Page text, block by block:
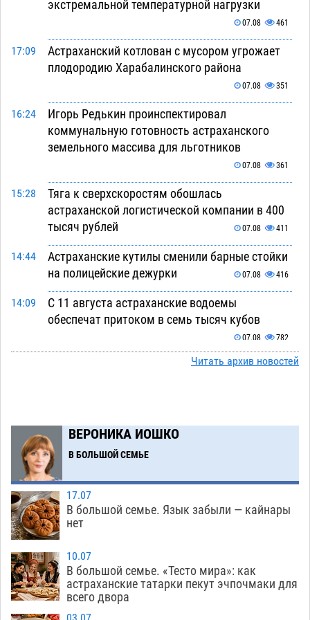
экстремальной температурной нагрузки
07.08 461
17:09
Астраханский котлован с мусором угрожает
плодородию Харабалинского района
07.08 351
16:24
Игорь Редькин проинспектировал
коммунальную готовность астраханского
земельного массива для льготников
07.08 361
15:28
Тяга к сверхскоростям обошлась
астраханской логистической компании в 400
тысяч рублей
07.08 411
14:44
Астраханские кутилы сменили барные стойки
на полицейские дежурки
07.08 416
14:09
С 11 августа астраханские водоемы
обеспечат притоком в семь тысяч кубов
07.08 782
Астраханский аэропорт попробует отбиться
помойку
11:58
В Астрахани подросток угнал мотоцикл и
похитил чужие мобильник с банковскими
картами
11:20
Астраханцев ждут на парковом газоне с
призами и эрмитажными котами
10:43
Астраханский суд встал на сторону МЧС в
споре за возврат униформы
07.08 508
10:02
На Всероссийской Спартакиаде астраханские
Читать архив новостей
ВЕРОНИКА ИОШКО
В БОЛЬШОЙ СЕМЬЕ
17.07
В большой семье. Язык забыли — кайнары
нет
10.07
В большой семье. «Тесто мира»: как
астраханские татарки пекут эчпочмаки для
всего двора